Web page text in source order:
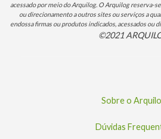
acessado por meio do Arquilog. O Arquilog reserva-
ou direcionamento a outros sites ou serviços a
endossa firmas ou produtos indicados, acessados ou
©2021
Sobre o
Dúvidas